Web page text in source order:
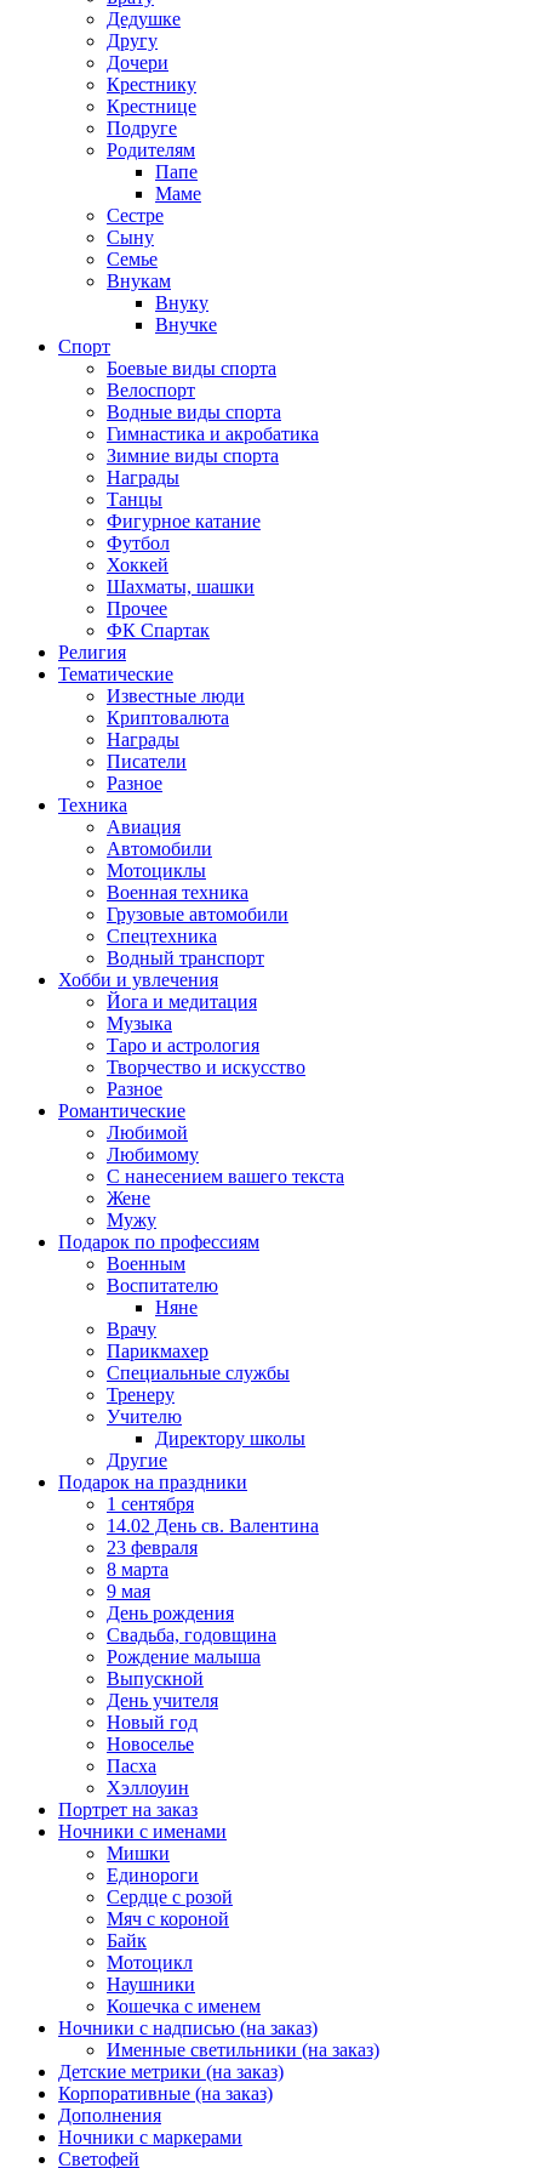
Дедушке
Другу
Дочери
Крестнику
Крестнице
Подруге
Родителям
Папе
Маме
Сестре
Сыну
Семье
Внукам
Внуку
Внучке
Спорт
Боевые виды спорта
Велоспорт
Водные виды спорта
Гимнастика и акробатика
Зимние виды спорта
Награды
Танцы
Фигурное катание
Футбол
Хоккей
Шахматы, шашки
Прочее
ФК Спартак
Религия
Тематические
Известные люди
Криптовалюта
Награды
Писатели
Разное
Техника
Авиация
Автомобили
Мотоциклы
Военная техника
Грузовые автомобили
Спецтехника
Водный транспорт
Хобби и увлечения
Йога и медитация
Музыка
Таро и астрология
Творчество и искусство
Разное
Романтические
Любимой
Любимому
С нанесением вашего текста
Жене
Мужу
Подарок по профессиям
Военным
Воспитателю
Няне
Врачу
Парикмахер
Специальные службы
Тренеру
Учителю
Директору школы
Другие
Подарок на праздники
1 сентября
14.02 День св. Валентина
23 февраля
8 марта
9 мая
День рождения
Свадьба, годовщина
Рождение малыша
Выпускной
День учителя
Новый год
Новоселье
Пасха
Хэллоуин
Портрет на заказ
Ночники с именами
Мишки
Единороги
Сердце с розой
Мяч с короной
Байк
Мотоцикл
Наушники
Кошечка с именем
Ночники с надписью (на заказ)
Именные светильники (на заказ)
Детские метрики (на заказ)
Корпоративные (на заказ)
Дополнения
Ночники с маркерами
Светофей